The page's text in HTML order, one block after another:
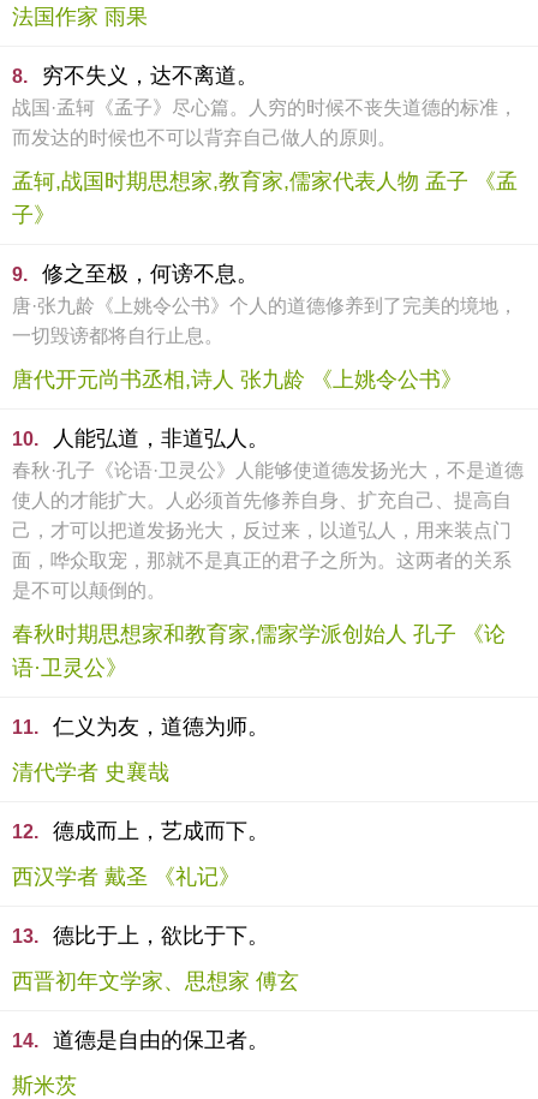
法国作家 雨果
8. 穷不失义，达不离道。
战国·孟轲《孟子》尽心篇。人穷的时候不丧失道德的标准，
而发达的时候也不可以背弃自己做人的原则。
孟轲,战国时期思想家,教育家,儒家代表人物 孟子 《孟
子》
9. 修之至极，何谤不息。
唐·张九龄《上姚令公书》个人的道德修养到了完美的境地，
一切毁谤都将自行止息。
唐代开元尚书丞相,诗人 张九龄 《上姚令公书》
10. 人能弘道，非道弘人。
春秋·孔子《论语·卫灵公》人能够使道德发扬光大，不是道德
使人的才能扩大。人必须首先修养自身、扩充自己、提高自
己，才可以把道发扬光大，反过来，以道弘人，用来装点门
面，哗众取宠，那就不是真正的君子之所为。这两者的关系
是不可以颠倒的。
春秋时期思想家和教育家,儒家学派创始人 孔子 《论
语·卫灵公》
11.
仁义为友，道德为师。
清代学者 史襄哉
12.
德成而上，艺成而下。
西汉学者 戴圣 《礼记》
13.
德比于上，欲比于下。
西晋初年文学家、思想家 傅玄
14.
道德是自由的保卫者。
斯米茨